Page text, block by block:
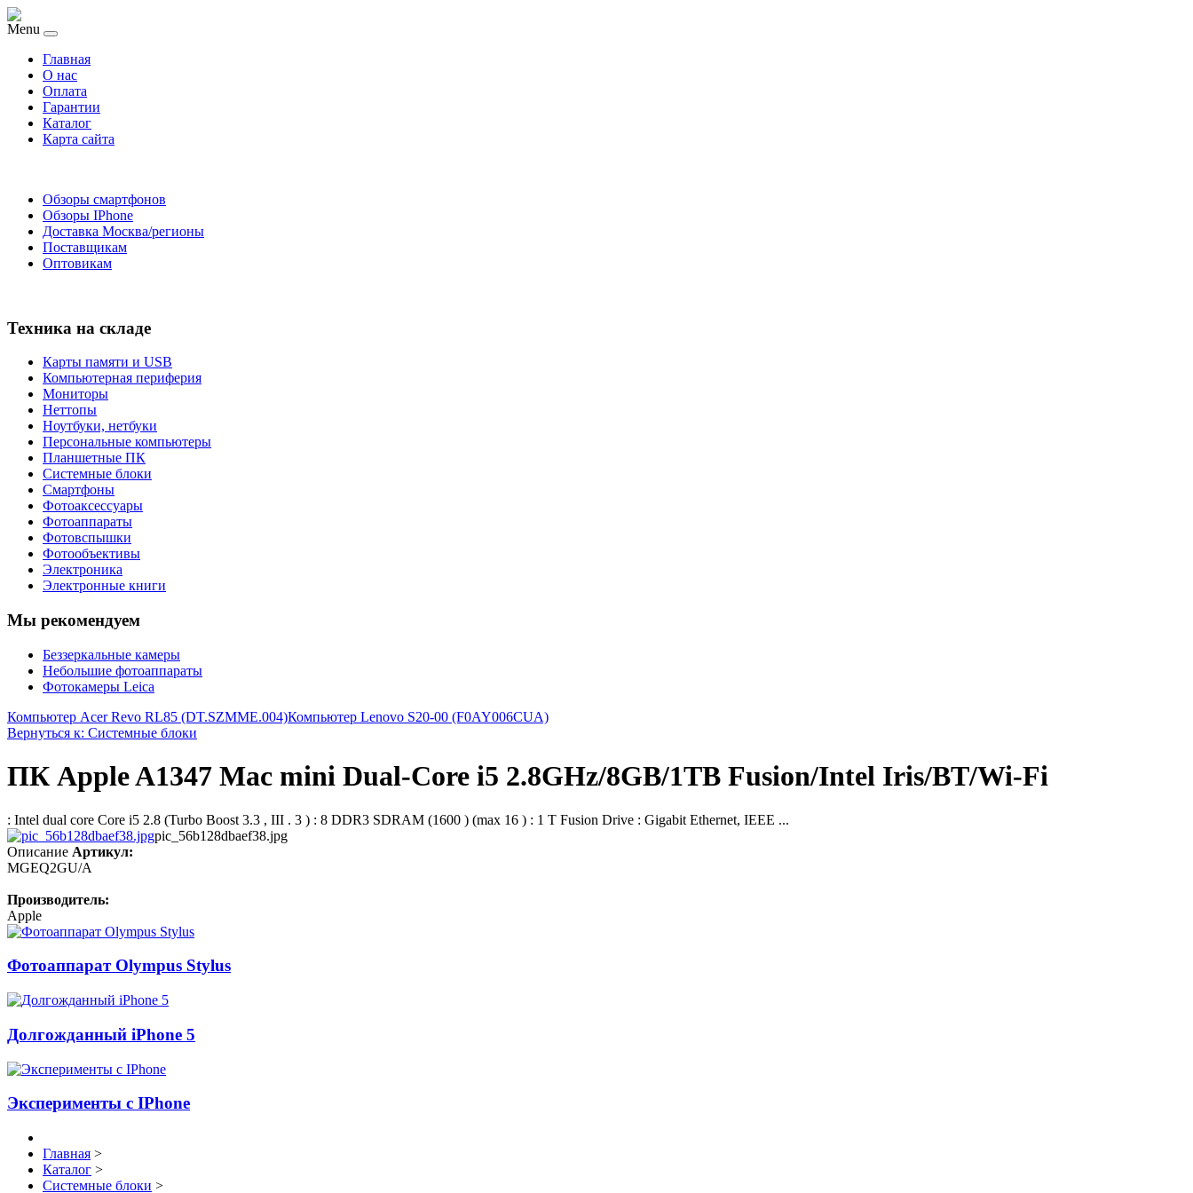
Menu
Главная
O нас
Оплата
Гарантии
Каталог
Карта сайта
Обзоры смартфонов
Обзоры IPhone
Доставка Москва/регионы
Поставщикам
Оптовикам
Техника на складе
Карты памяти и USB
Компьютерная периферия
Мониторы
Неттопы
Ноутбуки, нетбуки
Персональные компьютеры
Планшетные ПК
Системные блоки
Смартфоны
Фотоаксессуары
Фотоаппараты
Фотовспышки
Фотообъективы
Электроника
Электронные книги
Мы рекомендуем
Беззеркальные камеры
Небольшие фотоаппараты
Фотокамеры Leica
Компьютер Acer Revo RL85 (DT.SZMME.004)Компьютер Lenovo S20-00 (F0AY006CUA)
Вернуться к: Системные блоки
ПК Apple A1347 Mac mini Dual-Core i5 2.8GHz/8GB/1TB Fusion/Intel Iris/BT/Wi-Fi
: Intel dual core Core i5 2.8 (Turbo Boost 3.3 , III . 3 ) : 8 DDR3 SDRAM (1600 ) (max 16 ) : 1 T Fusion Drive : Gigabit Ethernet, IEEE ...
pic_56b128dbaef38.jpg
Описание Артикул:
MGEQ2GU/A
Производитель:
Apple
Фотоаппарат Olympus Stylus
Долгожданный iPhone 5
Эксперименты с IPhone
Главная >
Каталог >
Системные блоки >